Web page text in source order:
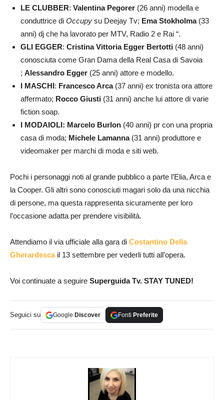
LE CLUBBER: Valentina Pegorer (26 anni) modella e
conduttrice di Occupy su Deejay Tv; Ema Stokholma (33
anni) dj che ha lavorato per MTV, Radio 2 e Rai “.
GLI EGGER: Cristina Vittoria Egger Bertotti (48 anni)
conosciuta come Gran Dama della Real Casa di Savoia
; Alessandro Egger (25 anni) attore e modello.
I MASCHI : Francesco Arca(37 anni) ex tronista ora attore
affermato; Rocco Giusti (31 anni) anche lui attore di varie
fiction soap.
I MODAIOLI: Marcelo Burlon (40 anni) pr con una propria
casa di moda; Michele Lamanna(31 anni) produttore e
videomaker per marchi di moda e siti web.
Pochi i personaggi noti al grande pubblico a parte l’Elia, Arca e
la Cooper. Gli altri sono conosciuti magari solo da una nicchia
di persone, ma questa rappresenta sicuramente per loro
l’occasione adatta per prendere visibilità.
Attendiamo il via ufficiale alla gara di Costantino Della
Gherardescail 13 settembre per vederli tutti all’opera.
Voi continuate a seguire Superguida Tv. STAY TUNED!
Seguici su Google Discover Fonti Preferite